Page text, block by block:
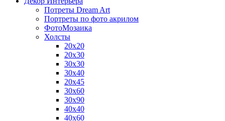
Потреты Dream Art
Портреты по фото акрилом
ФотоМозаика
Холсты
20х20
20х30
30х30
30х40
20х45
30х60
30х90
40х40
40х60